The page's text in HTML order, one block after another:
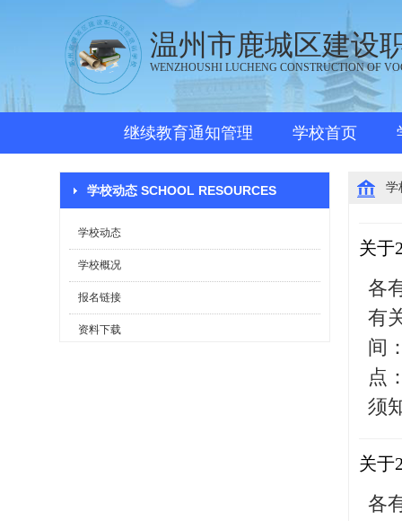
温州市鹿城区建设
WENZHOUSHI LUCHENG CONSTRUCTION OF
继续教育通知管理 学校首页
学校动态 SCHOOL RESOURCES
学校动态
学校概况
报名链接
资料下载
学
关于
各
有
间
点
须
关于
各